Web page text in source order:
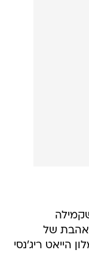
של
בבית המלון הייאט ריג'נסי